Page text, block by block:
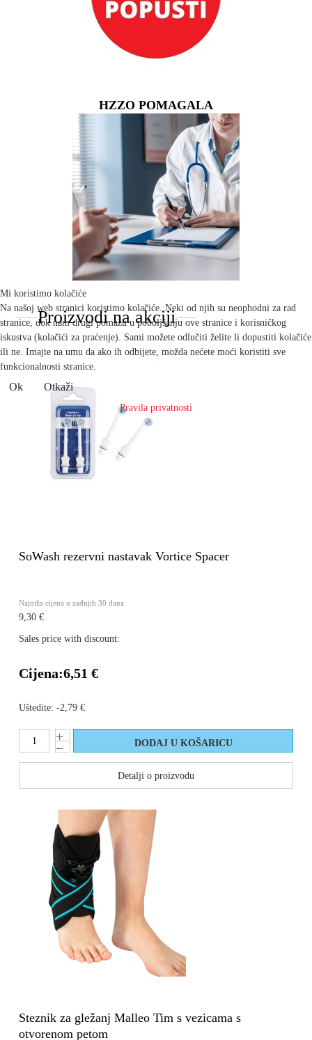
HZZO POMAGALA
Proizvodi na akciji
SoWash rezervni nastavak Vortice Spacer
Najniža cijena u zadnjih 30 dana
9,30 €
Sales price with discount:
Cijena:6,51 €
Uštedite: -2,79 €
Detalji o proizvodu
Steznik za gležanj Malleo Tim s vezicama s
otvorenom petom
Mi koristimo kolačiće
Na našoj web stranici koristimo kolačiće. Neki od njih su neophodni za rad
stranice, dok nam drugi pomažu u poboljšanju ove stranice i korisničkog
iskustva (kolačići za praćenje). Sami možete odlučiti želite li dopustiti kolačiće
ili ne. Imajte na umu da ako ih odbijete, možda nećete moći koristiti sve
funkcionalnosti stranice.
Ok Otkaži
Pravila privatnosti